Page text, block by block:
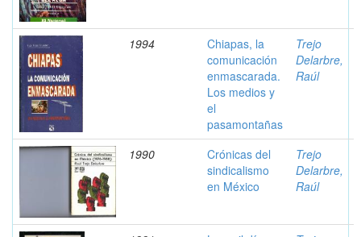
1994
Chiapas, la
comunicación
enmascarada.
Los medios y
el
pasamontañas
Trejo
Delarbre,
Raúl
1990
Crónicas del
sindicalismo
en México
Trejo
Delarbre,
Raúl